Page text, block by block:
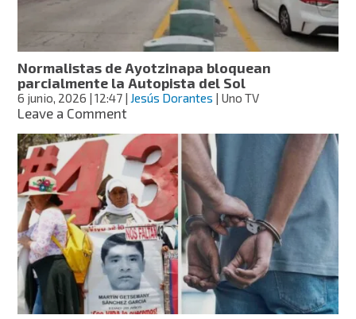
Tlalpan;
CNTE
acude
al
apoyo
Normalistas de Ayotzinapa bloquean
parcialmente la Autopista del Sol
6 junio, 2026 | 12:47 Jesús Dorantes | Uno TV
Leave a Commenton
de
Ayotzinapa
bloquean
parcialmente
la
Autopista
del
Sol